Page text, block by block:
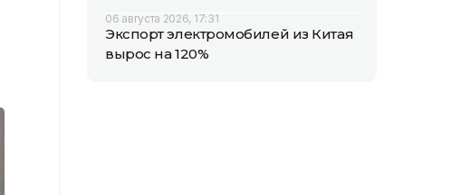
06 августа 2026, 17:31
Экспорт электромобилей из Китая
вырос на 120%